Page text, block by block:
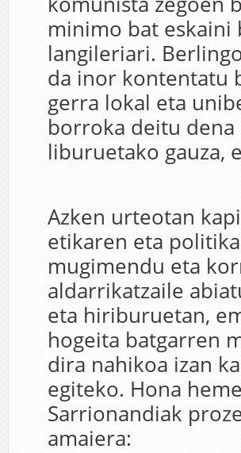
minimo bat eskaini
langileriari.
da inor kontentatu
gerra lokal eta
borroka deitu dena
liburuetako gauza,
Azken urteotan
etikaren eta
mugimendu eta
aldarrikatzaile
eta hiriburuetan,
hogeita batgarren
dira nahikoa izan
egiteko. Hona
Sarrionandiak
amaiera: